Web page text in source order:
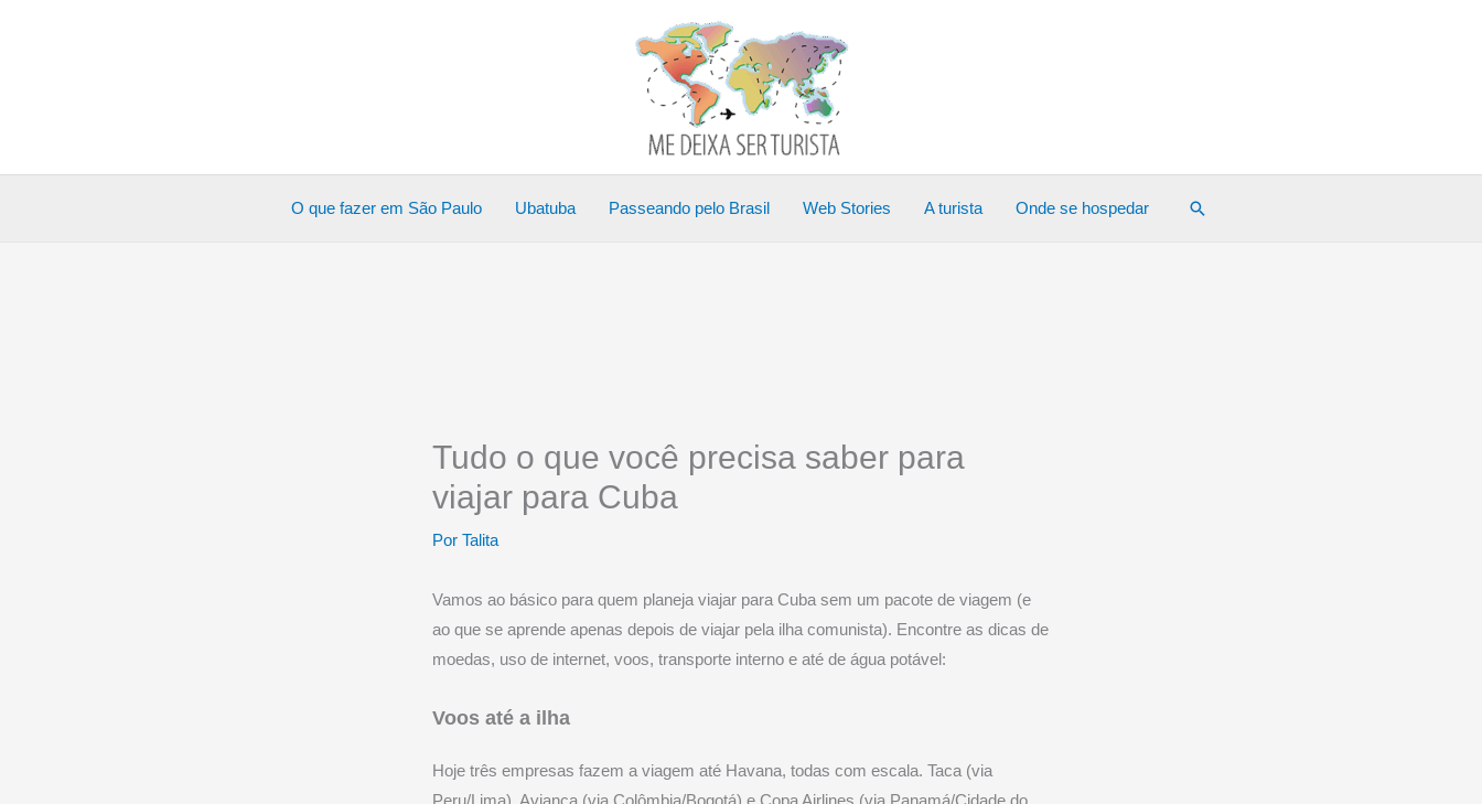
O que fazer em São Paulo Ubatuba Passeando pelo Brasil Web Stories A turista Onde se hospedar Pesquisar
Tudo o que você precisa saber para
viajar para Cuba
PorTalita
Vamos ao básico para quem planeja viajar para Cuba sem um pacote de viagem (e
ao que se aprende apenas depois de viajar pela ilha comunista). Encontre as dicas de
moedas, uso de internet, voos, transporte interno e até de água potável:
Voos até a ilha
Hoje três empresas fazem a viagem até Havana, todas com escala. Taca (via
Peru/Lima), Avianca (via Colômbia/Bogotá) e Copa Airlines (via Panamá/Cidade do